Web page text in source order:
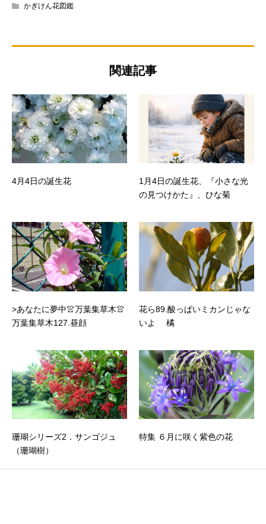
かぎけん花図鑑
関連記事
4月4日の誕生花
1月4日の誕生花、『小さな光
の見つけかた』、ひな菊
>あなたに夢中👚万葉集草木👚
万葉集草木127.昼顔
花ら89.酸っぱいミカンじゃな
いよ 橘
珊瑚シリーズ2．サンゴジュ
（珊瑚樹）
特集 ６月に咲く紫色の花